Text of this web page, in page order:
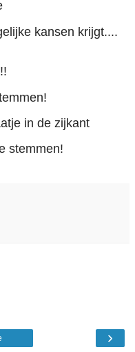
kansen krijgt....
in de zijkant
stemmen!
›